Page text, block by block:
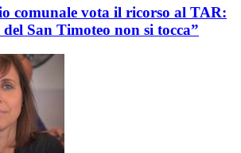
comunale vota il ricorso al TAR:
San Timoteo non si tocca”